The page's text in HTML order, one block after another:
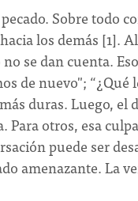
Sobre todo
los demás [1].
se dan cuenta.
de nuevo"; “¿Qué
duras. Luego, el
otros, esa
puede ser
amenazante. La